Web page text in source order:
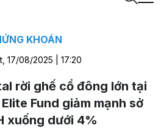
KHOÁN
17/08/2025 | 17:20
rời ghế cổ đông lớn tại
Fund giảm mạnh sở
xuống dưới 4%